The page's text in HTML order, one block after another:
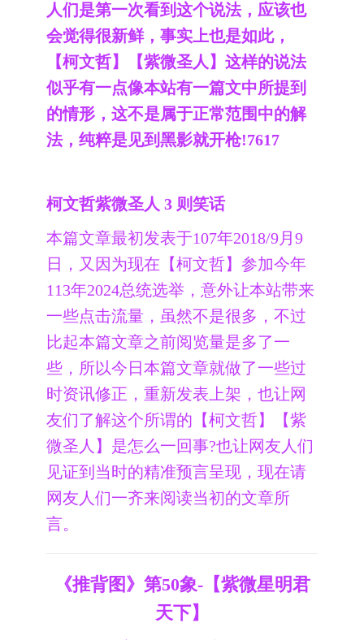
人们是第一次看到这个说法，应该也
会觉得很新鲜，事实上也是如此，
【柯文哲】【紫微圣人】这样的说法
似乎有一点像本站有一篇文中所提到
的情形，这不是属于正常范围中的解
法，纯粹是见到黑影就开枪!7617
柯文哲紫微圣人 3 则笑话
本篇文章最初发表于107年2018/9月9
日，又因为现在【柯文哲】参加今年
113年2024总统选举，意外让本站带来
一些点击流量，虽然不是很多，不过
比起本篇文章之前阅览量是多了一
些，所以今日本篇文章就做了一些过
时资讯修正，重新发表上架，也让网
友们了解这个所谓的【柯文哲】【紫
微圣人】是怎么一回事?也让网友人们
见证到当时的精准预言呈现，现在请
网友人们一齐来阅读当初的文章所
言。
《推背图》第50象-【紫微星明君
天下】